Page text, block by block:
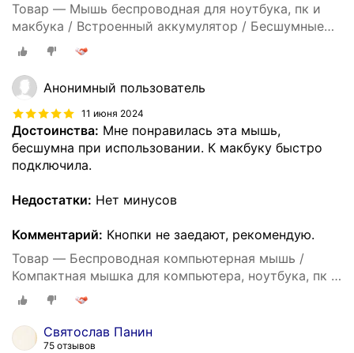
Товар — Мышь беспроводная для ноутбука, пк и
макбука / Встроенный аккумулятор / Бесшумные
кнопки / Bluetooth / Black
Анонимный пользователь
11 июня 2024
Достоинства: Мне понравилась эта мышь,
бесшумна при использовании. К макбуку быстро
подключила.
Недостатки: Нет минусов
Комментарий: Кнопки не заедают, рекомендую.
Товар — Беспроводная компьютерная мышь /
Компактная мышка для компьютера, ноутбука, пк и
макбука / Ультратонкий дизайн / Бесшумные
клавиши / Встроенный аккумулятор / Bluetooth /
Black Святослав Панин
75 отзывов